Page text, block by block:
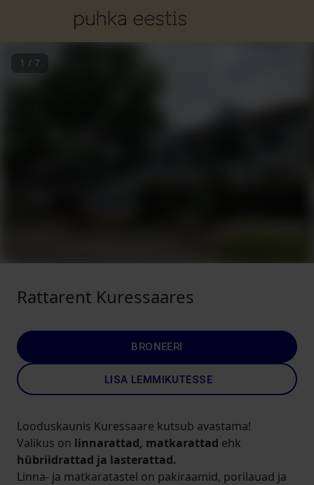
1 / 7
Rattarent Kuressaares
BRONEERI
LISA LEMMIKUTESSE
Looduskaunis Kuressaare kutsub avastama!
Valikus on linnarattad, matkarattad ehk
hübriidrattad ja lasterattad.
Linna- ja matkaratastel on pakiraamid, porilauad ja